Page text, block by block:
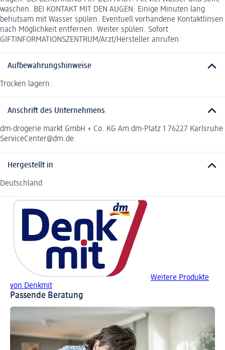
waschen. BEI KONTAKT MIT DEN AUGEN: Einige Minuten lang
behutsam mit Wasser spülen. Eventuell vorhandene Kontaktlinsen
nach Möglichkeit entfernen. Weiter spülen. Sofort
GIFTINFORMATIONSZENTRUM/Arzt/Hersteller anrufen.
Aufbewahrungshinweise
Trocken lagern.
Anschrift des Unternehmens
dm-drogerie markt GmbH + Co. KG Am dm-Platz 1 76227 Karlsruhe
ServiceCenter@dm.de
Hergestellt in
Deutschland
Weitere Produkte
von Denkmit
Passende Beratung